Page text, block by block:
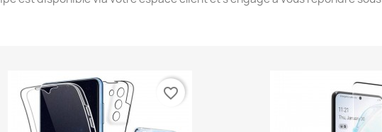
favorite_border